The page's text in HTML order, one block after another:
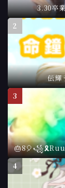
3.30卒
2
伝輝
3
4